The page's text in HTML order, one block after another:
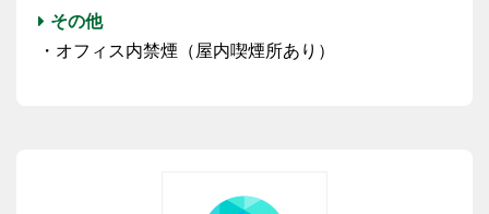
その他
・オフィス内禁煙（屋内喫煙所あり）